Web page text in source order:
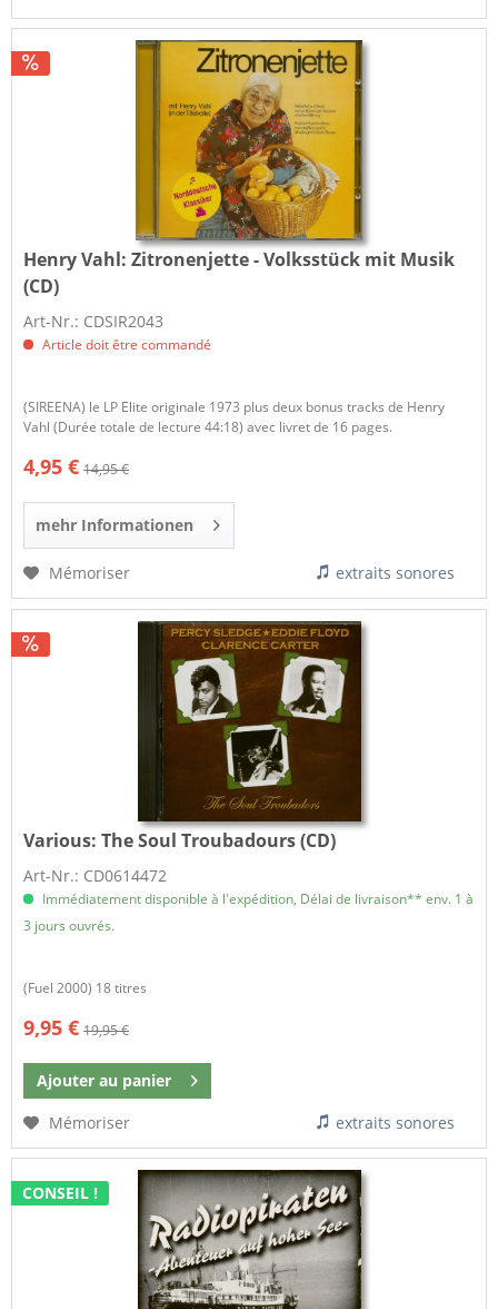
Henry Vahl: Zitronenjette - Volksstück mit Musik
(CD)
Art-Nr.: CDSIR2043
Article doit être commandé
(SIREENA) le LP Elite originale 1973 plus deux bonus tracks de Henry
Vahl (Durée totale de lecture 44:18) avec livret de 16 pages.
4,95 € 14,95 €
mehr Informationen
Mémoriser extraits sonores
Various: The Soul Troubadours (CD)
Art-Nr.: CD0614472
Immédiatement disponible à l'expédition, Délai de livraison** env. 1 à
3 jours ouvrés.
(Fuel 2000) 18 titres
9,95 € 19,95 €
Ajouter au panier
Mémoriser
extraits sonores
CONSEIL !